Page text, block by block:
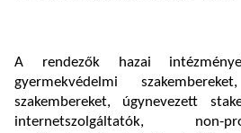
A rendezők hazai
gyermekvédelmi
szakembereket, úgynevezett
internetszolgáltatók, non-